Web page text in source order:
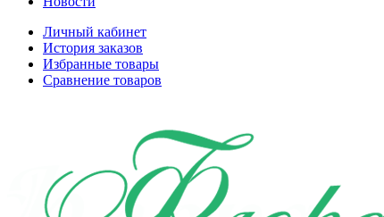
Личный кабинет
История заказов
Избранные товары
Сравнение товаров